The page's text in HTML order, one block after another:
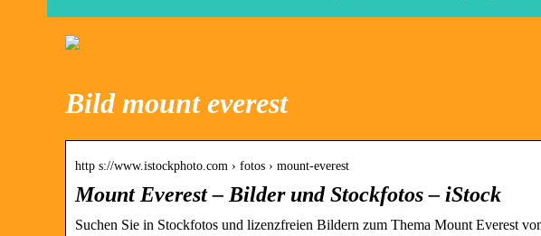
Bild mount everest
http s://www.istockphoto.com › fotos › mount-everest
Mount Everest – Bilder und Stockfotos – iStock
Suchen Sie in Stockfotos und lizenzfreien Bildern zum Thema Mount Everest